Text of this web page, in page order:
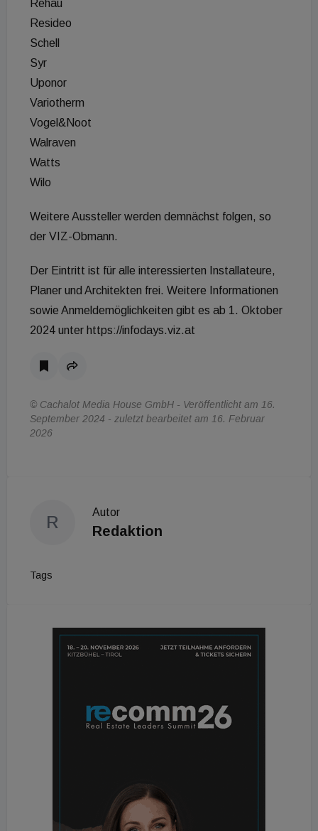
Rehau
Resideo
Schell
Syr
Uponor
Variotherm
Vogel&Noot
Walraven
Watts
Wilo
Weitere Aussteller werden demnächst folgen, so
der VIZ-Obmann.
Der Eintritt ist für alle interessierten Installateure,
Planer und Architekten frei. Weitere Informationen
sowie Anmeldemöglichkeiten gibt es ab 1. Oktober
2024 unter https://infodays.viz.at
© Cachalot Media House GmbH - Veröffentlicht am 16.
September 2024 - zuletzt bearbeitet am 16. Februar
2026
R
Autor
Redaktion
Tags